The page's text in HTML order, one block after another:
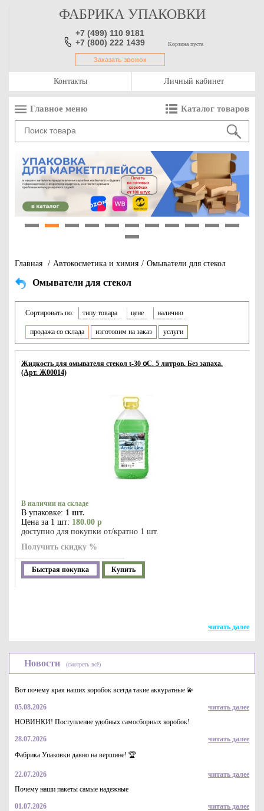
ФАБРИКА УПАКОВКИ
+7 (499) 110 9181
+7 (800) 222 1439
Заказать звонок
Корзина пуста
Контакты Личный кабинет
Главное меню Каталог товаров
Главная / Автокосметика и химия / Омыватели для стекол
Омыватели для стекол
Сортировать по: типу товара цене наличию
продажа со склада изготовим на заказ услуги
Жидкость для омывателя стекол t-30 օС. 5 литров. Без запаха.
(Арт. Ж00014)
В наличии на складе
В упаковке: 1 шт.
Цена за 1 шт: 180.00 р
доступно для покупки от/кратно 1 шт.
Получить скидку %
Быстрая покупка Купить
читать далее
Новости (смотреть всё)
Вот почему края наших коробок всегда такие аккуратные 💫
05.08.2026
читать далее
НОВИНКИ! Поступление удобных самосборных коробок!
28.07.2026
читать далее
Фабрика Упаковки давно на вершине! 🏆
22.07.2026
читать далее
Почему наши пакеты самые надежные
01.07.2026
читать далее